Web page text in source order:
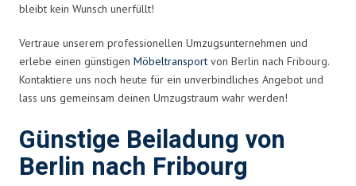
bleibt kein Wunsch unerfüllt!
Vertraue unserem professionellen Umzugsunternehmen und
erlebe einen günstigen Möbeltransport von Berlin nach Fribourg.
Kontaktiere uns noch heute für ein unverbindliches Angebot und
lass uns gemeinsam deinen Umzugstraum wahr werden!
Günstige Beiladung von
Berlin nach Fribourg